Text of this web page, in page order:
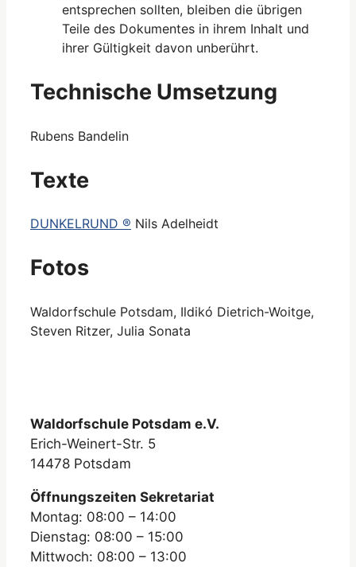
entsprechen sollten, bleiben die übrigen
Teile des Dokumentes in ihrem Inhalt und
ihrer Gültigkeit davon unberührt.
Technische Umsetzung
Rubens Bandelin
Texte
DUNKELRUND ® Nils Adelheidt
Fotos
Waldorfschule Potsdam, Ildikó Dietrich-Woitge,
Steven Ritzer, Julia Sonata
Waldorfschule Potsdam e.V.
Erich-Weinert-Str. 5
14478 Potsdam
Öffnungszeiten Sekretariat
Montag: 08:00 – 14:00
Dienstag: 08:00 – 15:00
Mittwoch: 08:00 – 13:00